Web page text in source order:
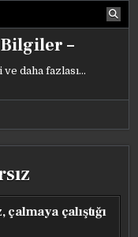
–
daha fazlası…
çalmaya çalıştığı